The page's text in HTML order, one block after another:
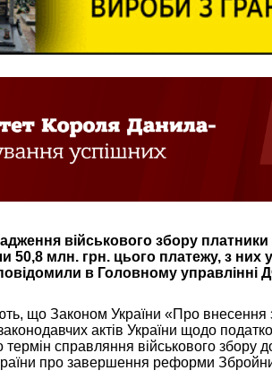
військового збору
50,8 млн. грн. цього платежу, з них
в Головному управлінні
що Законом України «Про внесення
актів України щодо
справляння військового збору
про завершення реформи